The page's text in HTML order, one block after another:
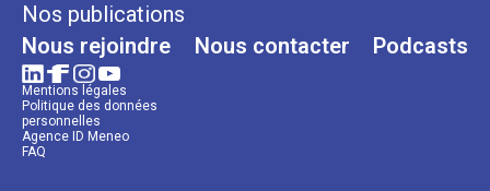
Nos publications
Nous rejoindre Nous contacter Podcasts
Mentions légales
Politique des données
personnelles
Agence ID Meneo
FAQ